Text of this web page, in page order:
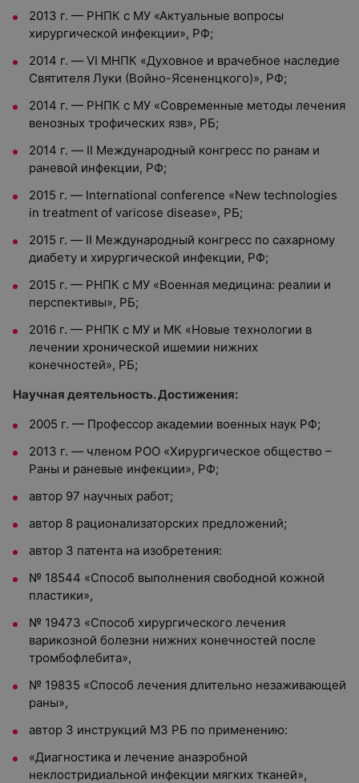
2013 г. — РНПК с МУ «Актуальные вопросы
хирургической инфекции», РФ;
2014 г. — VI МНПК «Духовное и врачебное наследие
Святителя Луки (Войно-Ясененцкого)», РФ;
2014 г. — РНПК с МУ «Современные методы лечения
венозных трофических язв», РБ;
2014 г. — II Международный конгресс по ранам и
раневой инфекции, РФ;
2015 г. — International conference «New technologies
in treatment of varicose disease», РБ;
2015 г. — II Международный конгресс по сахарному
диабету и хирургической инфекции, РФ;
2015 г. — РНПК с МУ «Военная медицина: реалии и
перспективы», РБ;
2016 г. — РНПК с МУ и МК «Новые технологии в
лечении хронической ишемии нижних
конечностей», РБ;
Научная деятельность. Достижения:
2005 г. — Профессор академии военных наук РФ;
2013 г. — членом РОО «Хирургическое общество –
Раны и раневые инфекции», РФ;
автор 97 научных работ;
автор 8 рационализаторских предложений;
автор 3 патента на изобретения:
№ 18544 «Способ выполнения свободной кожной
пластики»,
№ 19473 «Способ хирургического лечения
варикозной болезни нижних конечностей после
тромбофлебита»,
№ 19835 «Способ лечения длительно незаживающей
раны»,
автор 3 инструкций МЗ РБ по применению:
«Диагностика и лечение анаэробной
неклостридиальной инфекции мягких тканей»,